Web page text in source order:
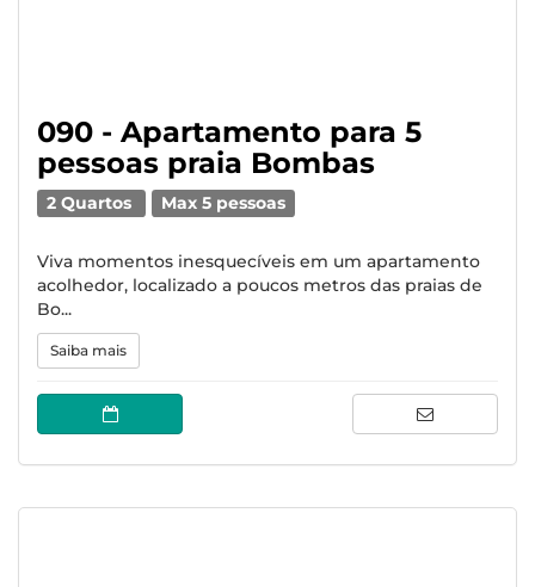
090 - Apartamento para 5
pessoas praia Bombas
2 Quartos Max 5 pessoas
Viva momentos inesquecíveis em um apartamento
acolhedor, localizado a poucos metros das praias de
Bo...
Saiba mais